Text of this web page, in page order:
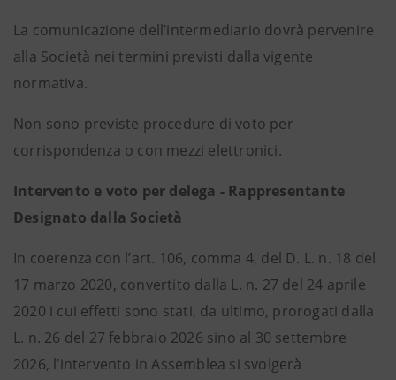
La comunicazione dell’intermediario dovrà pervenire
alla Società nei termini previsti dalla vigente
normativa.
Non sono previste procedure di voto per
corrispondenza o con mezzi elettronici.
Intervento e voto per delega - Rappresentante
Designato dalla Società
In coerenza con l’art. 106, comma 4, del D. L. n. 18 del
17 marzo 2020, convertito dalla L. n. 27 del 24 aprile
2020 i cui effetti sono stati, da ultimo, prorogati dalla
L. n. 26 del 27 febbraio 2026 sino al 30 settembre
2026, l’intervento in Assemblea si svolgerà